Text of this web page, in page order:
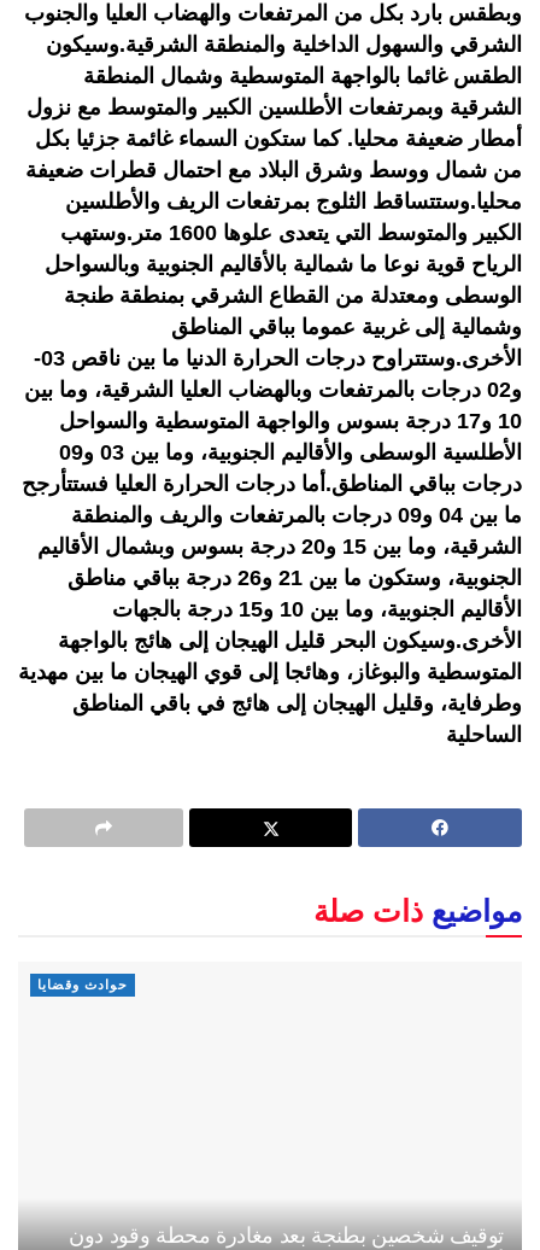
وبطقس بارد بكل من المرتفعات والهضاب العليا والجنوب
الشرقي والسهول الداخلية والمنطقة الشرقية.وسيكون
الطقس غائما بالواجهة المتوسطية وشمال المنطقة
الشرقية وبمرتفعات الأطلسين الكبير والمتوسط مع نزول
أمطار ضعيفة محليا. كما ستكون السماء غائمة جزئيا بكل
من شمال ووسط وشرق البلاد مع احتمال قطرات ضعيفة
محليا.وستتساقط الثلوج بمرتفعات الريف والأطلسين
الكبير والمتوسط التي يتعدى علوها 1600 متر.وستهب
الرياح قوية نوعا ما شمالية بالأقاليم الجنوبية وبالسواحل
الوسطى ومعتدلة من القطاع الشرقي بمنطقة طنجة
وشمالية إلى غربية عموما بباقي المناطق
الأخرى.وستتراوح درجات الحرارة الدنيا ما بين ناقص 03-
و02 درجات بالمرتفعات وبالهضاب العليا الشرقية، وما بين
10 و17 درجة بسوس والواجهة المتوسطية والسواحل
الأطلسية الوسطى والأقاليم الجنوبية، وما بين 03 و09
درجات بباقي المناطق.أما درجات الحرارة العليا فستتأرجح
ما بين 04 و09 درجات بالمرتفعات والريف والمنطقة
الشرقية، وما بين 15 و20 درجة بسوس وبشمال الأقاليم
الجنوبية، وستكون ما بين 21 و26 درجة بباقي مناطق
الأقاليم الجنوبية، وما بين 10 و15 درجة بالجهات
الأخرى.وسيكون البحر قليل الهيجان إلى هائج بالواجهة
المتوسطية والبوغاز، وهائجا إلى قوي الهيجان ما بين مهدية
وطرفاية، وقليل الهيجان إلى هائج في باقي المناطق
الساحلية
مواضيع ذات صلة
حوادث وقضايا
توقيف شخصين بطنجة بعد مغادرة محطة وقود دون